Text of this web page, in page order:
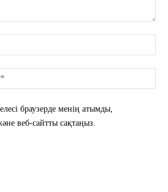
браузерде менің атымды,
веб-сайтты сақтаңыз.